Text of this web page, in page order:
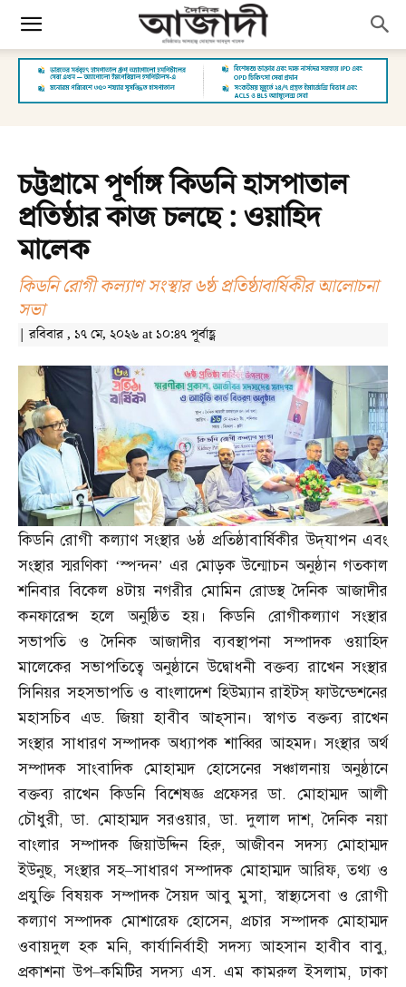
চট্টগ্রামে পূর্ণাঙ্গ কিডনি হাসপাতাল
প্রতিষ্ঠার কাজ চলছে : ওয়াহিদ
মালেক
কিডনি রোগী কল্যাণ সংস্থার ৬ষ্ঠ প্রতিষ্ঠাবার্ষিকীর আলোচনা
সভা
| রবিবার , ১৭ মে, ২০২৬ at ১০:৪৭ পূর্বাহ্ণ
কিডনি রোগী কল্যাণ সংস্থার ৬ষ্ঠ প্রতিষ্ঠাবার্ষিকীর উদ্‌যাপন এবং
সংস্থার স্মরণিকা ‘স্পন্দন’ এর মোড়ক উন্মোচন অনুষ্ঠান গতকাল
শনিবার বিকেল ৪টায় নগরীর মোমিন রোডস্থ দৈনিক আজাদীর
কনফারেন্স হলে অনুষ্ঠিত হয়। কিডনি রোগীকল্যাণ সংস্থার
সভাপতি ও দৈনিক আজাদীর ব্যবস্থাপনা সম্পাদক ওয়াহিদ
মালেকের সভাপতিত্বে অনুষ্ঠানে উদ্বোধনী বক্তব্য রাখেন সংস্থার
সিনিয়র সহসভাপতি ও বাংলাদেশ হিউম্যান রাইটস্‌ ফাউন্ডেশনের
মহাসচিব এড.জিয়া হাবীব আহ্‌সান। স্বাগত বক্তব্য রাখেন
সংস্থার সাধারণ সম্পাদক অধ্যাপক শাব্বির আহমদ। সংস্থার অর্থ
সম্পাদক সাংবাদিক মোহাম্মদ হোসেনের সঞ্চালনায় অনুষ্ঠানে
বক্তব্য রাখেন কিডনি বিশেষজ্ঞ প্রফেসর ডা. মোহাম্মদ আলী
চৌধুরী,ডা.মোহাম্মদ সরওয়ার,ডা.দুলাল দাশ,দৈনিক নয়া
বাংলার সম্পাদক জিয়াউদ্দিন হিরু,আজীবন সদস্য মোহাম্মদ
ইউনুছ,সংস্থার সহ–সাধারণ সম্পাদক মোহাম্মদ আরিফ,তথ্য ও
প্রযুক্তি বিষয়ক সম্পাদক সৈয়দ আবু মুসা,স্বাস্থ্যসেবা ও রোগী
কল্যাণ সম্পাদক মোশারেফ হোসেন,প্রচার সম্পাদক মোহাম্মদ
ওবায়দুল হক মনি,কার্যানির্বাহী সদস্য আহসান হাবীব বাবু,
প্রকাশনা উপ–কমিটির সদস্য এস.এম কামরুল ইসলাম,ঢাকা